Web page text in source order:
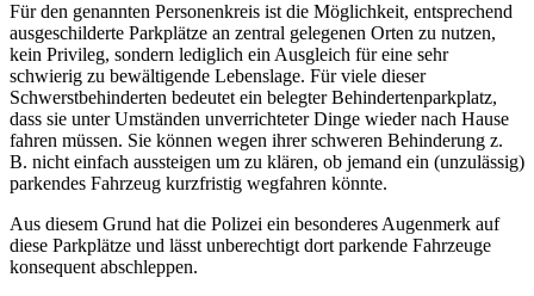
Für den genannten Personenkreis ist die Möglichkeit, entsprechend
ausgeschilderte Parkplätze an zentral gelegenen Orten zu nutzen,
kein Privileg, sondern lediglich ein Ausgleich für eine sehr
schwierig zu bewältigende Lebenslage. Für viele dieser
Schwerstbehinderten bedeutet ein belegter Behindertenparkplatz,
dass sie unter Umständen unverrichteter Dinge wieder nach Hause
fahren müssen. Sie können wegen ihrer schweren Behinderung z.
B. nicht einfach aussteigen um zu klären, ob jemand ein (unzulässig)
parkendes Fahrzeug kurzfristig wegfahren könnte.
Aus diesem Grund hat die Polizei ein besonderes Augenmerk auf
diese Parkplätze und lässt unberechtigt dort parkende Fahrzeuge
konsequent abschleppen.